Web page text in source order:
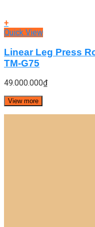
+
Quick View
Linear Leg Press
TM-G75
49.000.000₫
View more